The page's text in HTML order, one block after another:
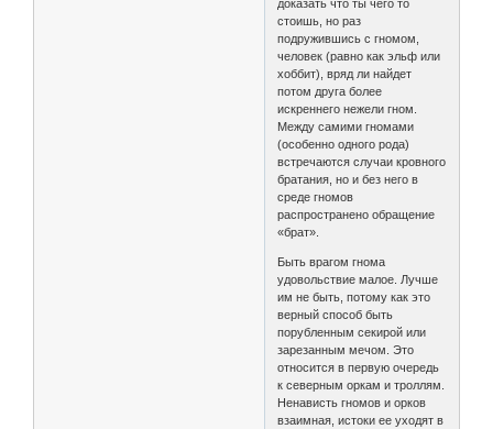
доказать что ты чего то
стоишь, но раз
подружившись с гномом,
человек (равно как эльф или
хоббит), вряд ли найдет
потом друга более
искреннего нежели гном.
Между самими гномами
(особенно одного рода)
встречаются случаи кровного
братания, но и без него в
среде гномов
распространено обращение
«брат».
Быть врагом гнома
удовольствие малое. Лучше
им не быть, потому как это
верный способ быть
порубленным секирой или
зарезанным мечом. Это
относится в первую очередь
к северным оркам и троллям.
Ненависть гномов и орков
взаимная, истоки ее уходят в